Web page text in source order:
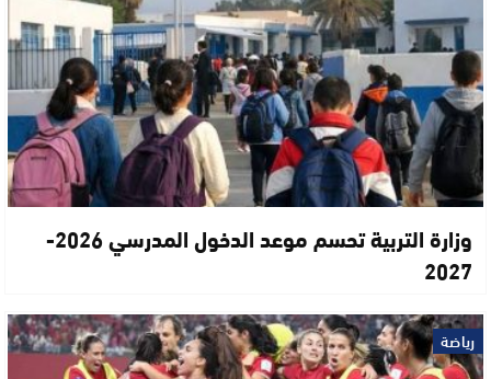
وزارة التربية تحسم موعد الدخول المدرسي 2026-
2027
رياضة